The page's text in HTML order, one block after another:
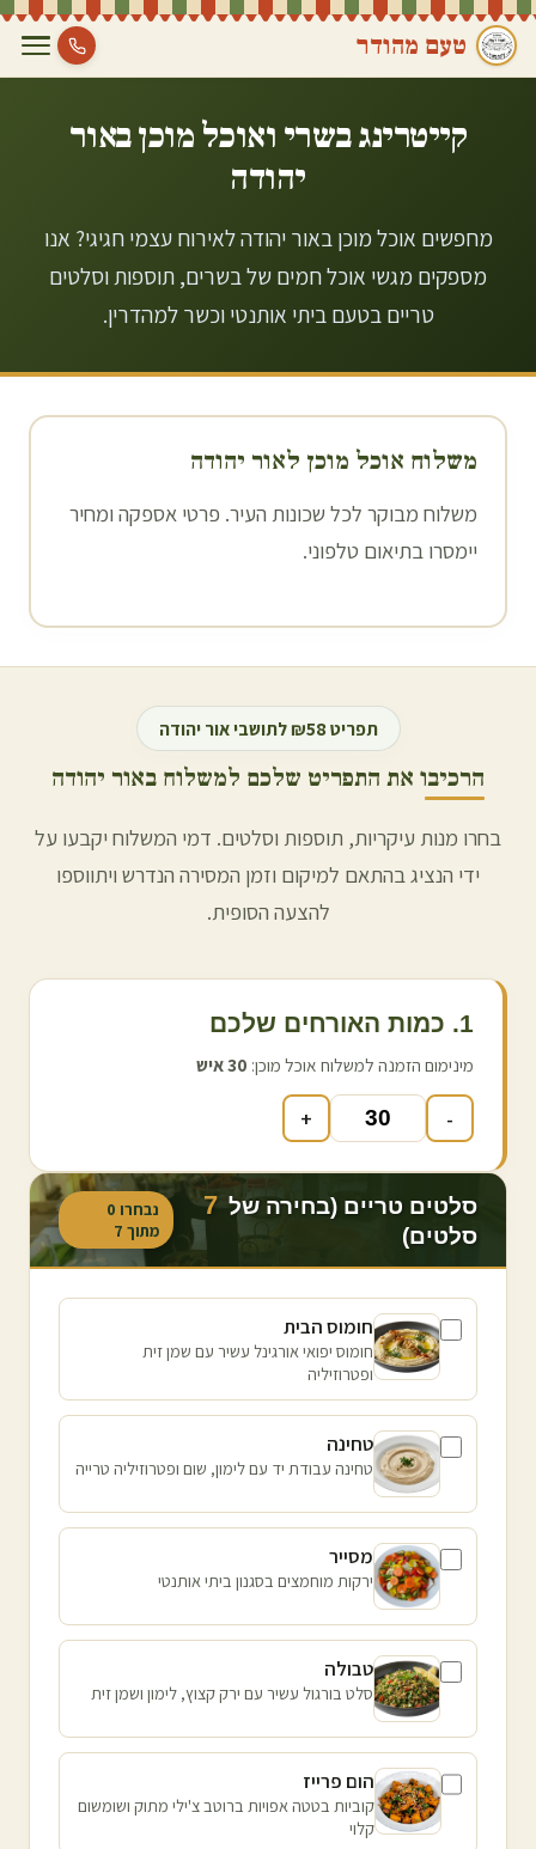
טעם מהודר
קייטרינג בשרי ואוכל מוכן באור
יהודה
מחפשים אוכל מוכן באור יהודה לאירוח עצמי חגיגי? אנו
מספקים מגשי אוכל חמים של בשרים, תוספות וסלטים
טריים בטעם ביתי אותנטי וכשר למהדרין.
משלוח אוכל מוכן לאור יהודה
משלוח מבוקר לכל שכונות העיר. פרטי אספקה ומחיר
יימסרו בתיאום טלפוני.
תפריט ₪58 לתושבי אור יהודה
הרכיבו את התפריט שלכם למשלוח באור יהודה
בחרו מנות עיקריות, תוספות וסלטים. דמי המשלוח יקבעו על
ידי הנציג בהתאם למיקום וזמן המסירה הנדרש ויתווספו
להצעה הסופית.
1. כמות האורחים שלכם
מינימום הזמנה למשלוח אוכל מוכן: 30איש
-
+
סלטים טריים (בחירה של 7
סלטים)
נבחרו 0
מתוך 7
חומוס הבית
חומוס יפואי אורגינל עשיר עם שמן זית
ופטרוזיליה
טחינה
טחינה עבודת יד עם לימון, שום ופטרוזיליה טרייה
מסייר
ירקות מוחמצים בסגנון ביתי אותנטי
טבולה
סלט בורגול עשיר עם ירק קצוץ, לימון ושמן זית
הום פרייז
קוביות בטטה אפויות ברוטב צ'ילי מתוק ושומשום
קלוי